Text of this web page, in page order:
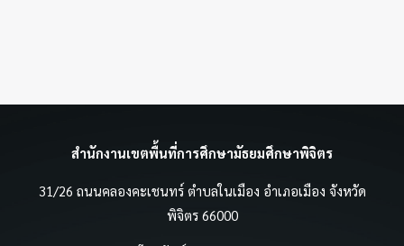
สำนักงานเขตพื้นที่การศึกษามัธยมศึกษาพิจิตร
31/26 ถนนคลองคะเชนทร์ ตำบลในเมือง อำเภอเมือง จังหวัด
พิจิตร 66000